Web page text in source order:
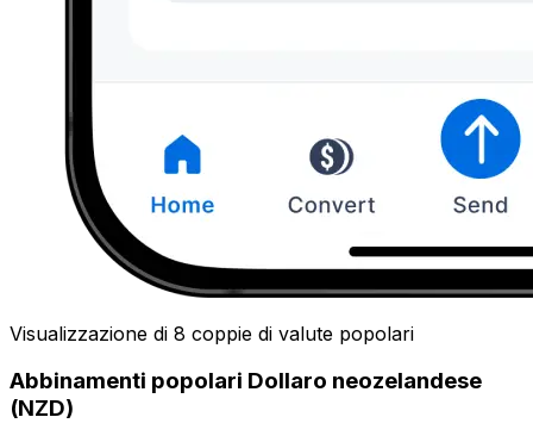
Visualizzazione di 8 coppie di valute popolari
Abbinamenti popolari Dollaro neozelandese
(NZD)